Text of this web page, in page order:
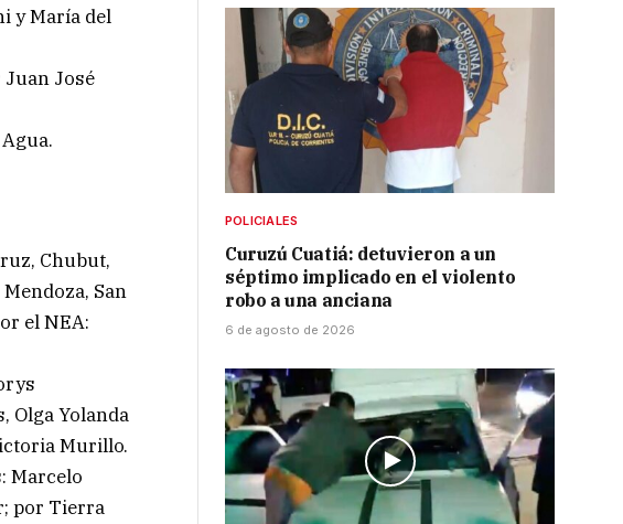
y María del
José
Chubut,
San
el NEA:
Olga Yolanda
Murillo.
Marcelo
por Tierra
POLICIALES
Curuzú Cuatiá: detuvieron a un
séptimo implicado en el violento
robo a una anciana
6 de agosto de 2026